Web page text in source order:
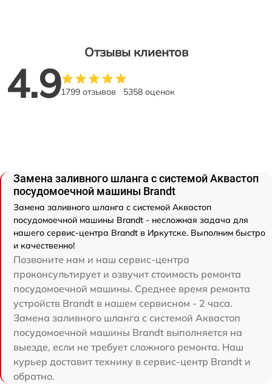
Отзывы клиентов
4.91799 отзывов 5358 оценок
Замена заливного шланга с системой Аквастоп
посудомоечной машины Brandt
Замена заливного шланга с системой Аквастоп
посудомоечной машины Brandt - несложная задача для
нашего сервис-центра Brandt в Иркутске. Выполним быстро
и качественно!
Позвоните нам и наш сервис-центра
проконсультирует и озвучит стоимость ремонта
посудомоечной машины. Среднее время ремонта
устройств Brandt в нашем сервисном - 2 часа.
Замена заливного шланга с системой Аквастоп
посудомоечной машины Brandt выполняется на
выезде, если не требует сложного ремонта. Наш
курьер доставит технику в сервис-центр Brandt и
обратно.